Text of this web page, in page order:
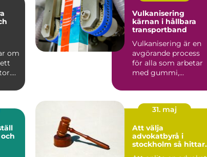
om
Vulkanisering
kärnan i hållbara
transportband
Vulkanisering är en
avgörande process
för alla som arbetar
med gummi,
industriella...
31. maj
Att välja
advokatbyrå i
stockholm så hittar